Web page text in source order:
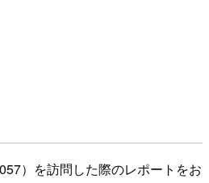
）を訪問した際のレポートをお